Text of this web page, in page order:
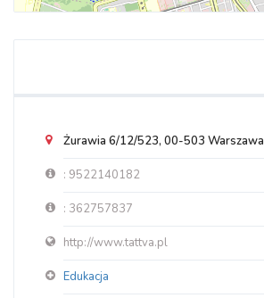
Żurawia 6/12/523, 00-503 Warszawa
: 9522140182
: 362757837
http://www.tattva.pl
Edukacja